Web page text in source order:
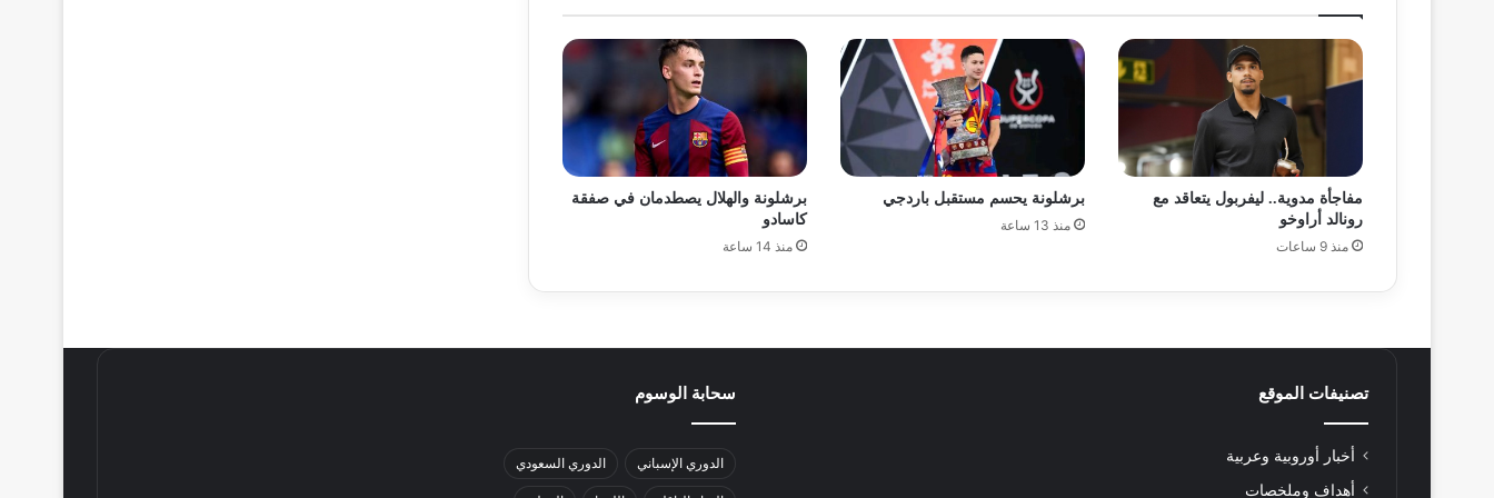
مفاجأة مدوية.. ليفربول يتعاقد مع
رونالد أراوخو
منذ 9 ساعات
برشلونة يحسم مستقبل باردجي
منذ 13 ساعة
برشلونة والهلال يصطدمان في صفقة
كاسادو
منذ 14 ساعة
تصنيفات الموقع
أخبار أوروبية وعربية
أهداف وملخصات
سحابة الوسوم
الدوري الإسباني الدوري السعودي